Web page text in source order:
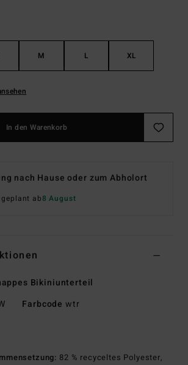
M L XL
In den Warenkorb
nach Hause oder zum Abholort
ab8 August
Bikiniunterteil
Farbcode wtr
82 % recyceltes Polyester,